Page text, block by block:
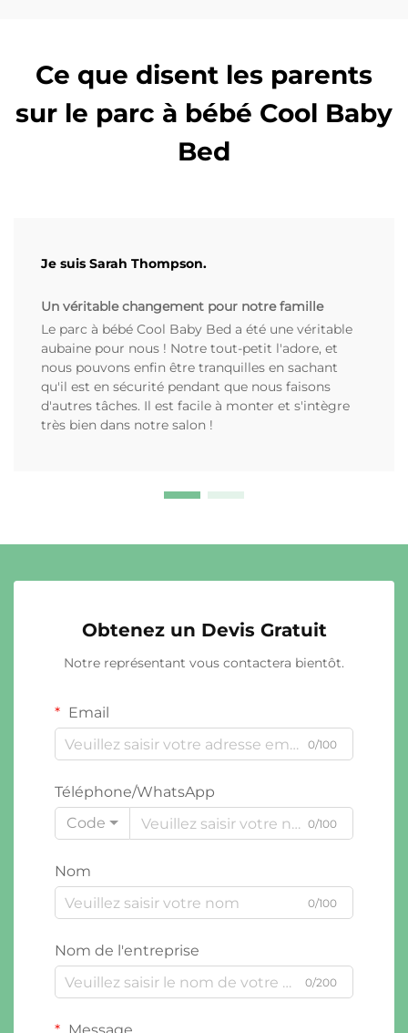
Ce que disent les parents
sur le parc à bébé Cool Baby
Bed
Je suis Sarah Thompson.
Un véritable changement pour notre famille
Le parc à bébé Cool Baby Bed a été une véritable
aubaine pour nous ! Notre tout-petit l'adore, et
nous pouvons enfin être tranquilles en sachant
qu'il est en sécurité pendant que nous faisons
d'autres tâches. Il est facile à monter et s'intègre
très bien dans notre salon !
Obtenez un Devis Gratuit
Notre représentant vous contactera bientôt.
Email
0/100
Téléphone/WhatsApp
Code
0/100
Nom
0/100
Nom de l'entreprise
0/200